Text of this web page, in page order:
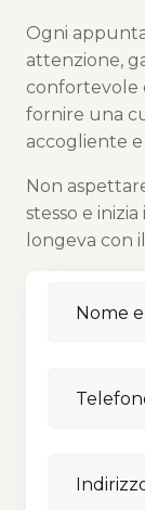
Ogni
attenzione,
confortevole
fornire una
accogliente
Non
stesso e
longeva con il